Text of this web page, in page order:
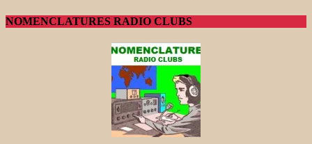
NOMENCLATURES RADIO CLUBS